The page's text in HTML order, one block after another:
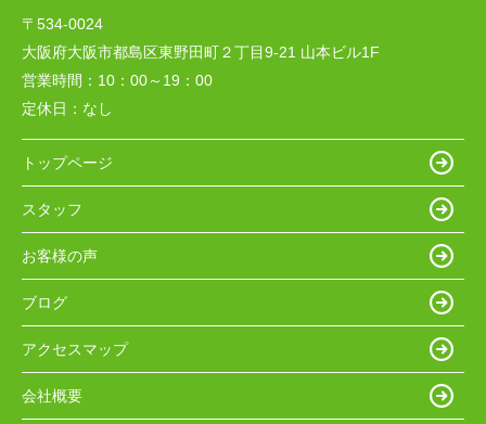
〒534-0024
大阪府大阪市都島区東野田町２丁目9-21 山本ビル1F
営業時間： 10：00～19：00
定休日： なし
トップページ
スタッフ
お客様の声
ブログ
アクセスマップ
会社概要